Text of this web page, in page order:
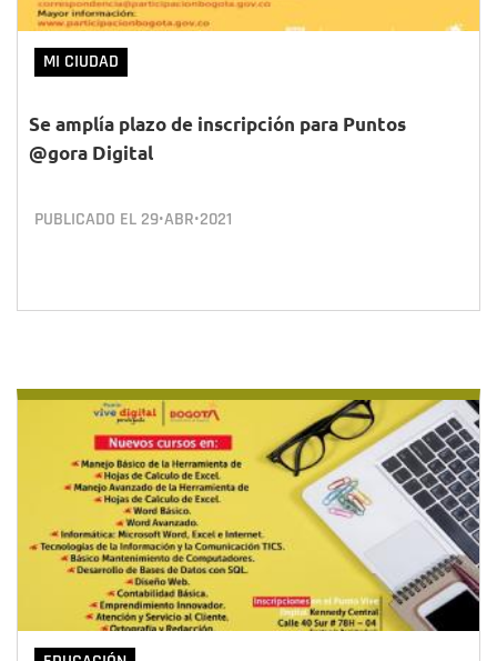
MI CIUDAD
Se amplía plazo de inscripción para Puntos
@gora Digital
PUBLICADO EL 29•ABR•2021